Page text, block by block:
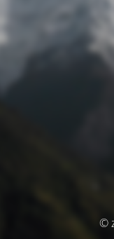
©